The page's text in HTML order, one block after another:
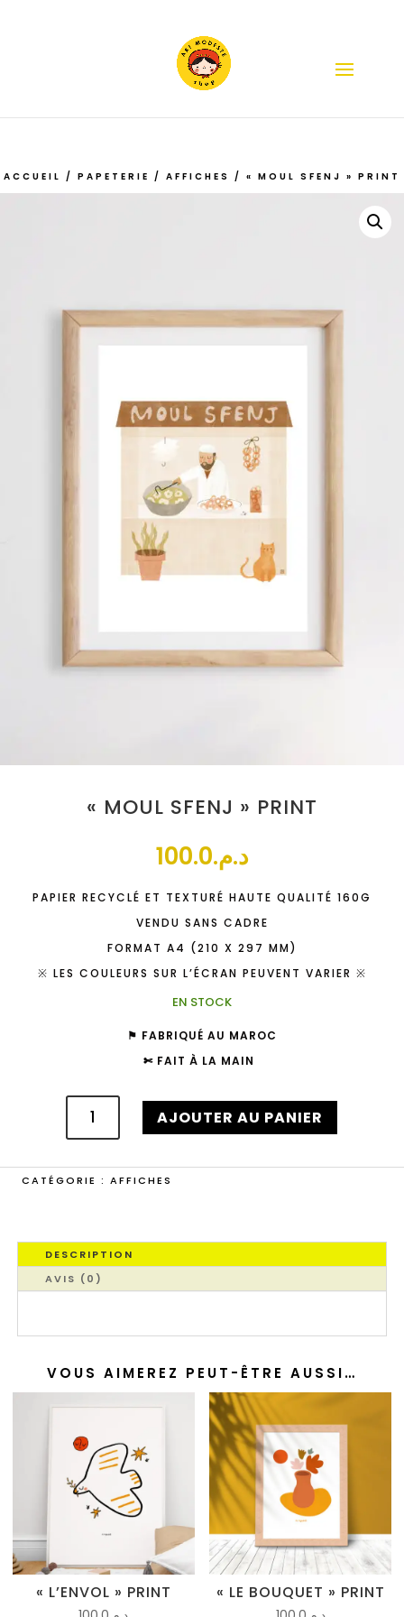
ACCUEIL / PAPETERIE / AFFICHES / « MOUL SFENJ » PRINT
« MOUL SFENJ » PRINT
د.م.100.0
PAPIER RECYCLÉ ET TEXTURÉ HAUTE QUALITÉ 160G
VENDU SANS CADRE
FORMAT A4 (210 X 297 MM)
※ LES COULEURS SUR L’ÉCRAN PEUVENT VARIER ※
EN STOCK
⚑ FABRIQUÉ AU MAROC
✄ FAIT À LA MAIN
QUANTITÉ
SFENJ"
AJOUTER AU PANIER
CATÉGORIE : AFFICHES
DESCRIPTION
AVIS (0)
VOUS AIMEREZ PEUT-ÊTRE AUSSI…
« L’ENVOL » PRINT « LE BOUQUET » PRINT